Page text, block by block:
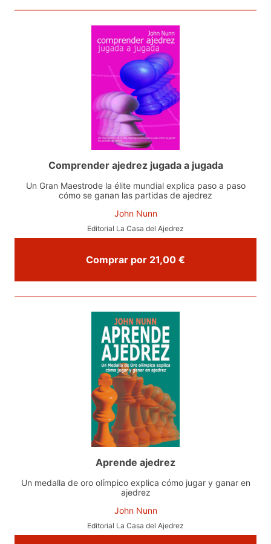
Comprender ajedrez jugada a jugada
Un Gran Maestrode la élite mundial explica paso a paso
cómo se ganan las partidas de ajedrez
John Nunn
Editorial La Casa del Ajedrez
Comprar por 21,00 €
Aprende ajedrez
Un medalla de oro olímpico explica cómo jugar y ganar en
ajedrez
John Nunn
Editorial La Casa del Ajedrez